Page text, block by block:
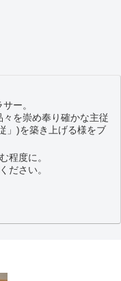
ー。
を崇め奉り確かな主従
」)を築き上げる様をブ
程度に。
ださい。